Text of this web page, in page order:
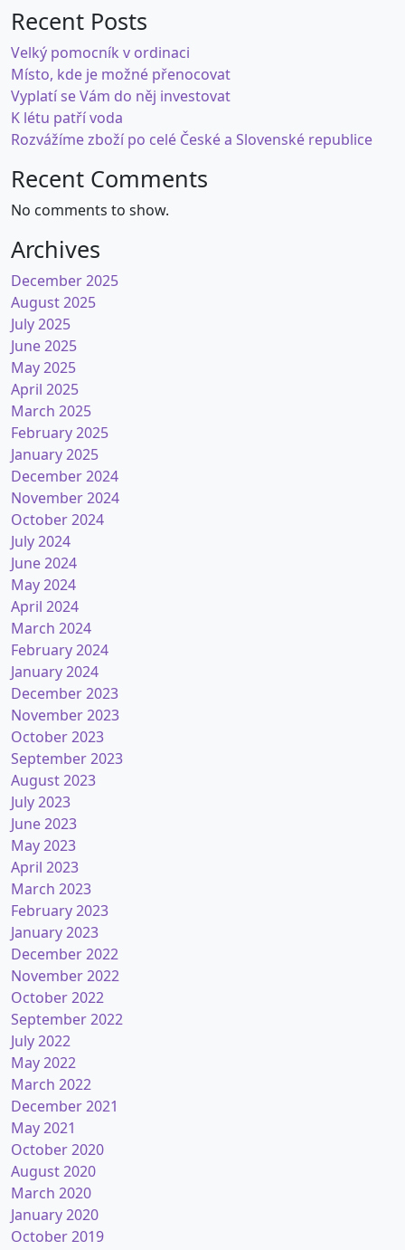
Recent Posts
Velký pomocník v ordinaci
Místo, kde je možné přenocovat
Vyplatí se Vám do něj investovat
K létu patří voda
Rozvážíme zboží po celé České a Slovenské republice
Recent Comments
No comments to show.
Archives
December 2025
August 2025
July 2025
June 2025
May 2025
April 2025
March 2025
February 2025
January 2025
December 2024
November 2024
October 2024
July 2024
June 2024
May 2024
April 2024
March 2024
February 2024
January 2024
December 2023
November 2023
October 2023
September 2023
August 2023
July 2023
June 2023
May 2023
April 2023
March 2023
February 2023
January 2023
December 2022
November 2022
October 2022
September 2022
July 2022
May 2022
March 2022
December 2021
May 2021
October 2020
August 2020
March 2020
January 2020
October 2019